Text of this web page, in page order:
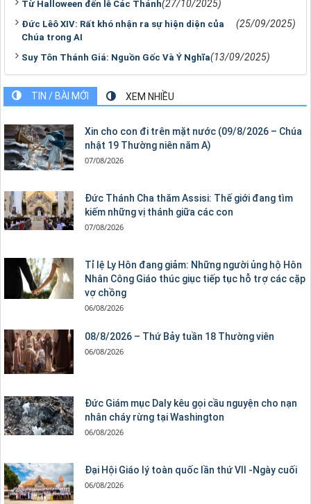
Từ Halloween đến lễ Các Thánh(27/10/2025)
Đức Lêô XIV: Rất khó nhận ra sự hiện diện của
Chúa trong AI
(25/09/2025)
Suy Tôn Thánh Giá: Nguồn Gốc Và Ý Nghĩa(13/09/2025)
TIN / BÀI MỚI XEM NHIỀU
Xin cho con đi trên mặt nước (09/8/2026 – Chúa
nhật 19 Thường niên năm A)
07/08/2026
Đức Thánh Cha thăm Assisi: Thế giới đang tìm
kiếm những vị thánh giữa các con
07/08/2026
Tỉ lệ Ly Hôn đang giảm: Những người ủng hộ Hôn
Nhân Công Giáo thúc giục tiếp tục hỗ trợ các cặp
vợ chồng
06/08/2026
08/8/2026 – Thứ Bảy tuần 18 Thường viên
06/08/2026
Đức Giám mục Daly kêu gọi cầu nguyện cho nạn
nhân cháy rừng tại Washington
06/08/2026
Đại Hội Giáo lý toàn quốc lần thứ VII -Ngày cuối
06/08/2026